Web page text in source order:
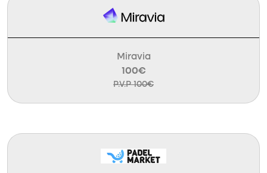
Miravia
100€
P.V.P 100€